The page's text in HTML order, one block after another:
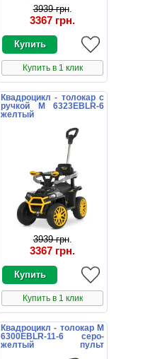
3939 грн.
3367 грн.
Купить в 1 клик
Квадроцикл - толокар с
ручкой M 6323EBLR-6
желтый
3939 грн.
3367 грн.
Купить в 1 клик
Квадроцикл - толокар M
6300EBLR-11-6 серо-
желтый пульт